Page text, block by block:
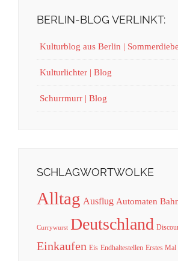
BERLIN-BLOG VERLINKT:
Kulturblog aus Berlin | Sommerdiebe
Kulturlichter | Blog
Schurrmurr | Blog
SCHLAGWORTWOLKE
Alltag Ausflug Automaten
Currywurst Deutschland
Einkaufen Eis Endhaltestellen Erstes Mal